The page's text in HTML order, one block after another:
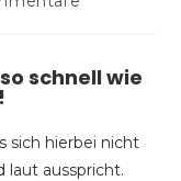
schnell wie
sich hierbei nicht
laut ausspricht.